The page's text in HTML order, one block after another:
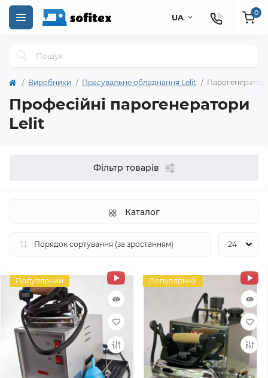
UA 0
Виробники Прасувальне обладнання Lelit
Професійні парогенератори
Lelit
Фільтр товарів
Каталог
Популярний Популярний